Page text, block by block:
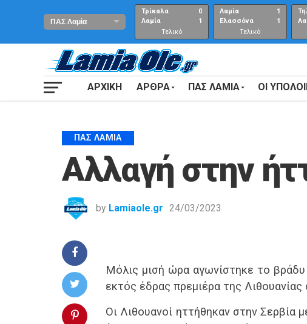
Τρίκαλα
Λαμία
0
1
Τελικό
αποτέλεσμα
Λαμία
Ελασσόνα
1
1
Τελικό
Αποτέλεσμα
ΑΡΧΙΚΗ ΑΡΘΡΑ ΠΑΣ ΛΑΜΙΑ ΟΙ
ΠΑΣ ΛΑΜΊΑ
Αλλαγή στην
by Lamiaole.gr 24/03/2023
Μόλις μισή ώρα αγωνίστηκε το
εκτός έδρας πρεμιέρα της
Οι Λιθουανοί ηττήθηκαν στην Σερβία